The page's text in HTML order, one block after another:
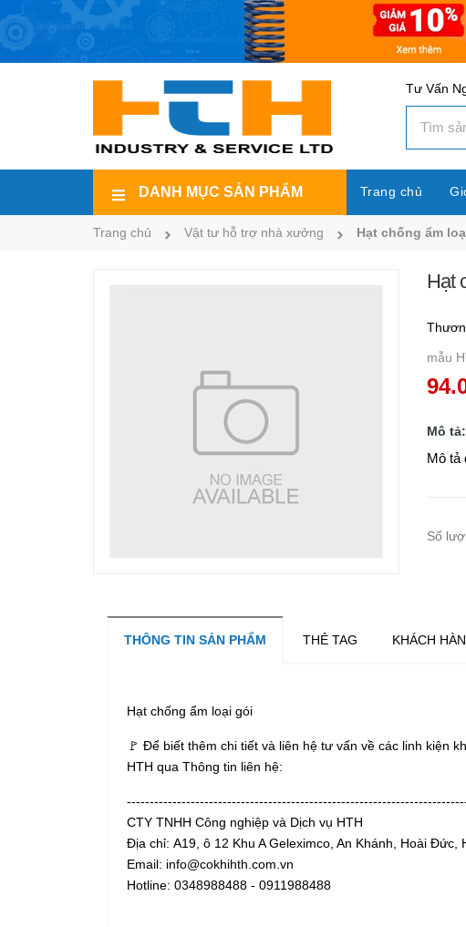
Tư Vấn
DANH MỤC SẢN PHẨM Trang chủ
Trang chủ Vật tư hỗ trợ nhà xưởng Hạt chống ẩm
Hạt
mẫu
Mô tả:
Mô tả
Số
THÔNG TIN SẢN PHẨM THẺ TAG KHÁCH
Hạt chống ẩm loại gói
🚩 Để biết thêm chi tiết và liên hệ tư vấn về các linh kiện
HTH qua Thông tin liên hệ:
CTY TNHH Công nghiệp và Dịch vụ HTH
Địa chỉ: A19, ô 12 Khu A Geleximco, An Khánh, Hoài Đức,
Email: info@cokhihth.com.vn
Hotline: 0348988488 - 0911988488